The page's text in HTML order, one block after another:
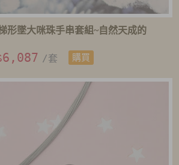
形墜大咪珠手串套組~自然天成的
6,087 /套 購買